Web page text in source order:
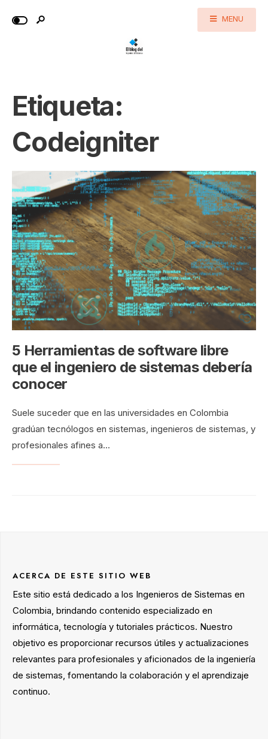
MENU
Etiqueta:
Codeigniter
5 Herramientas de software libre
que el ingeniero de sistemas debería
conocer
Suele suceder que en las universidades en Colombia
gradúan tecnólogos en sistemas, ingenieros de sistemas, y
profesionales afines a...
ACERCA DE ESTE SITIO WEB
Este sitio está dedicado a los Ingenieros de Sistemas en
Colombia, brindando contenido especializado en
informática, tecnología y tutoriales prácticos. Nuestro
objetivo es proporcionar recursos útiles y actualizaciones
relevantes para profesionales y aficionados de la ingeniería
de sistemas, fomentando la colaboración y el aprendizaje
continuo.